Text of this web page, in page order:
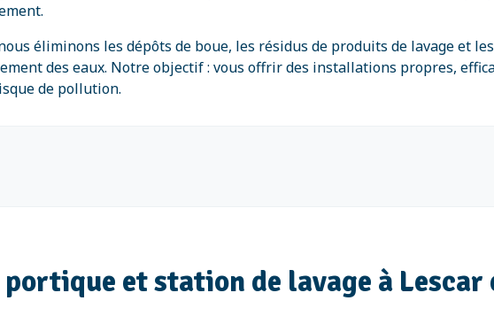
éliminons les dépôts de boue, les résidus de produits de lavage et
des eaux. Notre objectif : vous offrir des installations propres,
de pollution.
et station de lavage à Lescar